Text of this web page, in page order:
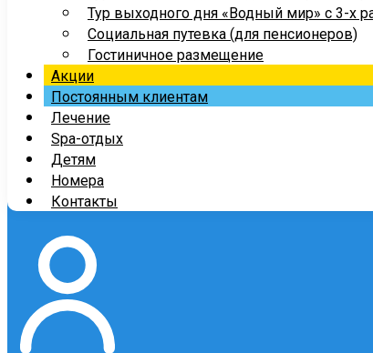
Тур выходного дня «Водный мир» с 3-х
Социальная путевка (для пенсионеров)
Гостиничное размещение
Акции
Постоянным клиентам
Лечение
Spa-отдых
Детям
Номера
Контакты